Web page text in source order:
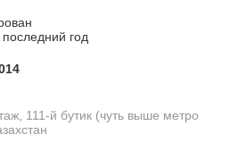
год
111-й бутик (чуть выше метро